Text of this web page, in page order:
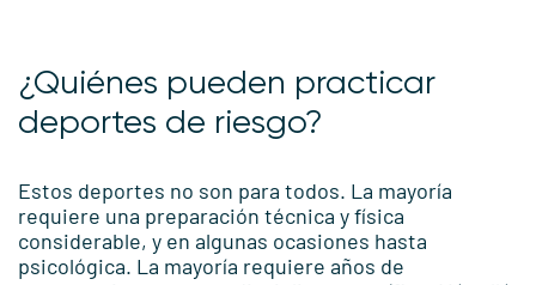
¿Quiénes pueden practicar
deportes de riesgo?
Estos deportes no son para todos. La mayoría
requiere una preparación técnica y física
considerable, y en algunas ocasiones hasta
psicológica. La mayoría requiere años de